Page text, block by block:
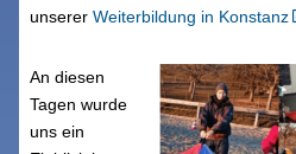
unserer Weiterbildung in Konstanz
An diesen
Tagen wurde
uns ein